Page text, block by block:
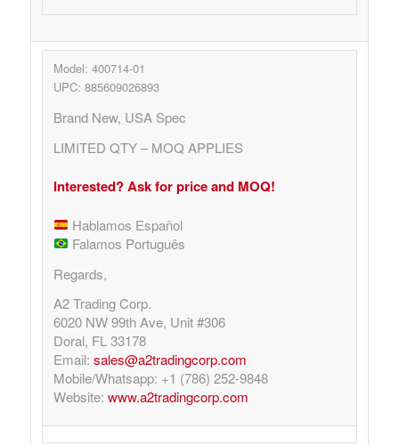
Model: 400714-01
UPC: 885609026893
Brand New, USA Spec
LIMITED QTY – MOQ APPLIES
Interested? Ask for price and MOQ!
Hablamos Español
Falamos Português
Regards,
A2 Trading Corp.
6020 NW 99th Ave, Unit #306
Doral, FL 33178
Email: sales@a2tradingcorp.com
Mobile/Whatsapp: +1 (786) 252-9848
Website: www.a2tradingcorp.com